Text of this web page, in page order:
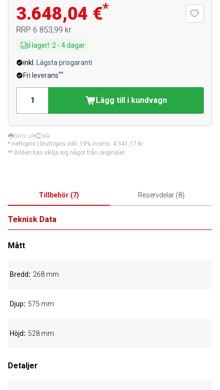
3.648,04 €*
RRP 6 853,99 kr
I lager!: 2 - 4dagar
inkl.
Lägsta prisgaranti
Fri leverans**
Lägg till i kundvagn
Skriv ut
Dela
* nettopris | bruttopris inkl. 19% moms: 4 341,17 kr
** Bilden kan skilja sig något från originalet.
Tillbehör (7) Reservdelar(8)
Teknisk Data
Mått
Bredd 268 mm
Djup 575 mm
Höjd 528 mm
Detaljer